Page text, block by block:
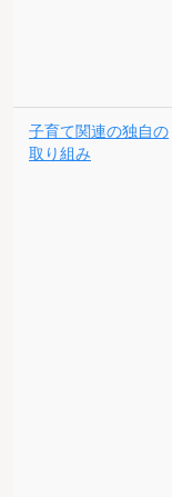
子育て関連の独自の
取り組み